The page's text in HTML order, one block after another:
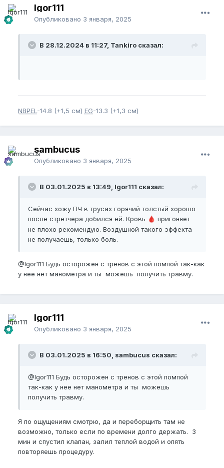
Igor111
Опубликовано 3 января, 2025
В 28.12.2024 в 11:27, Tankiro сказал:
NBPEL -14.8 (+1,5 см) EG-13.3 (+1,3 см)
sambucus
Опубликовано 3 января, 2025
В 03.01.2025 в 13:49, Igor111 сказал:
Сейчас хожу ПЧ в трусах горячий толстый хорошо
после стретчера добился ей. Кровь 🩸 пригоняет
не плохо рекомендую. Воздушной такого эффекта
не получаешь, только боль.
@Igor111 Будь осторожен с тренов с этой помпой так-как
у нее нет манометра и ты можешь получить травму.
Igor111
Опубликовано 3 января, 2025
В 03.01.2025 в 16:50, sambucus сказал:
@Igor111 Будь осторожен с тренов с этой помпой
так-как у нее нет манометра и ты можешь
получить травму.
Я по ощущениям смотрю, да и переборщить там не
возможно, только если по времени долго держать. 3
мин и спустил клапан, залил теплой водой и опять
повторяешь процедуру.